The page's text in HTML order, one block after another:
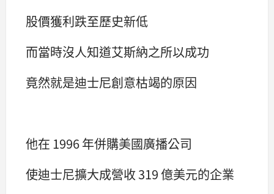
股價獲利跌至歷史新低
而當時沒人知道艾斯納之所以成功
竟然就是迪士尼創意枯竭的原因
他在 1996 年併購美國廣播公司
使迪士尼擴大成營收 319 億美元的企業